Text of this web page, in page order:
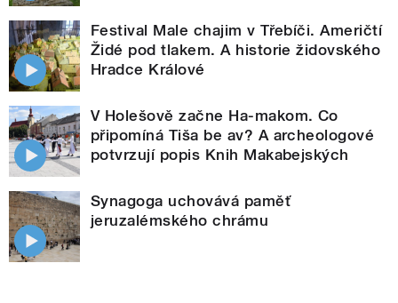
Festival Male chajim v Třebíči. Američtí
Židé pod tlakem. A historie židovského
Hradce Králové
V Holešově začne Ha-makom. Co
připomíná Tiša be av? A archeologové
potvrzují popis Knih Makabejských
Synagoga uchovává paměť
jeruzalémského chrámu